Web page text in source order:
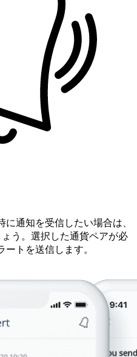
通知を受信したい場合は、
う。選択した通貨ペアが必
トを送信します。